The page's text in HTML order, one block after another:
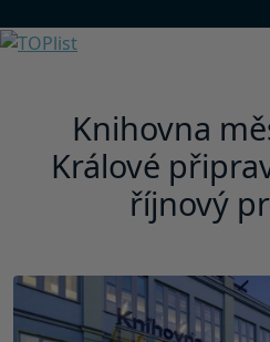
Knihovna
Králové
říjnový